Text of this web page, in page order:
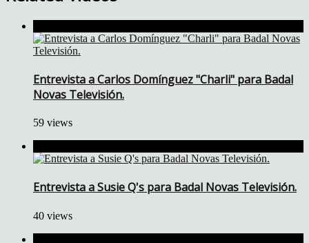
Entrevista a Carlos Domínguez "Charli" para Badal
Novas Televisión.
59 views
Entrevista a Susie Q's para Badal Novas Televisión.
40 views